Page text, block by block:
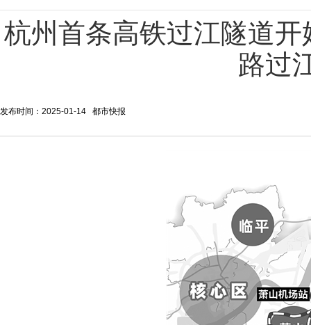
杭州首条高铁过江隧道
路过
发布时间：2025-01-14 都市快报